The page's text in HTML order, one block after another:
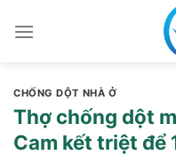
đến
dung
CHỐNG DỘT NHÀ Ở
Thợ chống dột
Cam kết triệt để